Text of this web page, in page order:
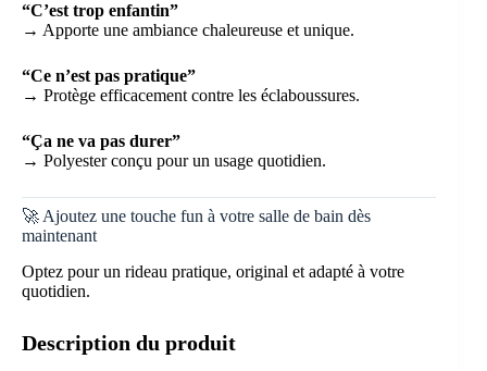
“C’est trop enfantin”
→ Apporte une ambiance chaleureuse et unique.
“Ce n’est pas pratique”
→ Protège efficacement contre les éclaboussures.
“Ça ne va pas durer”
→ Polyester conçu pour un usage quotidien.
🚀 Ajoutez une touche fun à votre salle de bain dès
maintenant
Optez pour un rideau pratique, original et adapté à votre
quotidien.
Description du produit